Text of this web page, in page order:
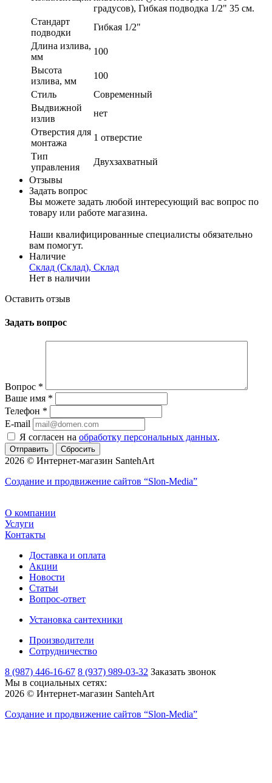
градусов), Гибкая подводка 1/2" 35 см.
Стандарт
подводки
Гибкая 1/2"
Длина излива,
мм
100
Высота
излива, мм
100
Стиль
Современный
Выдвижной
излив
нет
Отверстия для
монтажа
1 отверстие
Тип
управления
Двухзахватный
Отзывы
Задать вопрос
Вы можете задать любой интересующий вас вопрос по
товару или работе магазина.
Наши квалифицированные специалисты обязательно
вам помогут.
Наличие
Склад (Склад), Склад
Нет в наличии
Оставить отзыв
Задать вопрос
Вопрос *
Ваше имя *
Телефон *
E-mail
Я согласен на обработку персональных данных.
Сбросить
2026 © Интернет-магазин SantehArt
Создание и продвижение сайтов “Slon-Media”
О компании
Услуги
Контакты
Доставка и оплата
Акции
Новости
Статьи
Вопрос-ответ
Установка сантехники
Производители
Сотрудничество
8 (987) 446-16-67 8 (937) 989-03-32 Заказать звонок
Мы в социальных сетях:
2026 © Интернет-магазин SantehArt
Создание и продвижение сайтов “Slon-Media”